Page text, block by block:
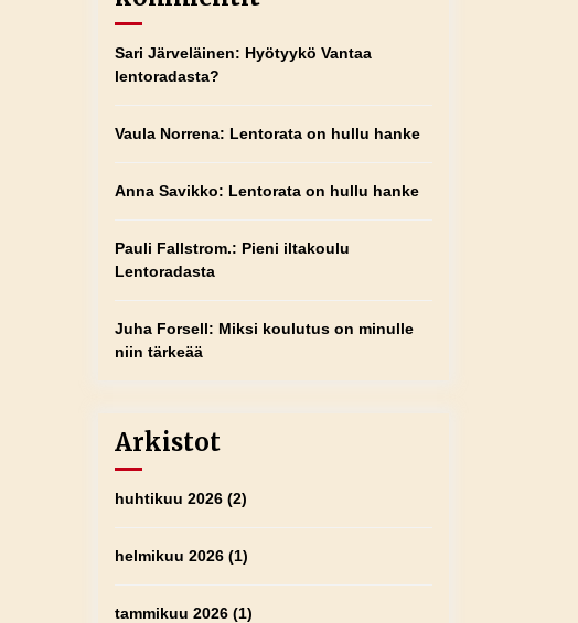
Sari Järveläinen: Hyötyykö Vantaa
lentoradasta?
Vaula Norrena: Lentorata on hullu hanke
Anna Savikko: Lentorata on hullu hanke
Pauli Fallstrom.: Pieni iltakoulu
Lentoradasta
Juha Forsell: Miksi koulutus on minulle
niin tärkeää
Arkistot
huhtikuu 2026 (2)
helmikuu 2026 (1)
tammikuu 2026 (1)